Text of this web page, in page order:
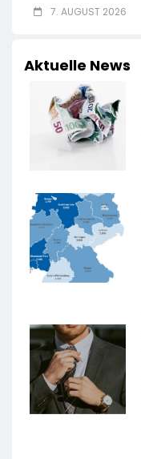
7. AUGUST 2026
Aktuelle News